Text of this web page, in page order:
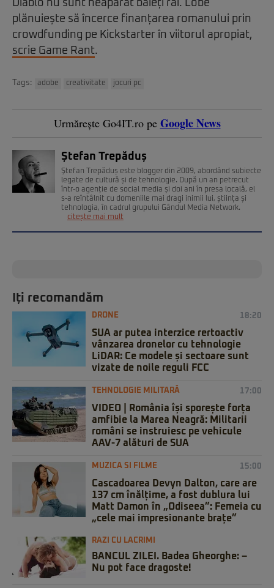
Diablo nu sunt neapărat băieți răi. Lobe
plănuiește să încerce finanțarea romanului prin
crowdfunding pe Kickstarter în viitorul apropiat,
scrie Game Rant.
Tags: adobe creativitate jocuri pc
Urmărește Go4IT.ro pe Google News
Ștefan Trepăduș
Ştefan Trepăduș este blogger din 2009, abordând subiecte
legate de cultură și de tehnologie. După un an petrecut
într-o agenție de social media și doi ani în presa locală, el
s-a reîntâlnit cu domeniile mai dragi inimii lui, știința și
tehnologia, în cadrul grupului Gândul Media Network.
citește mai mult
Iți recomandăm
DRONE 18:20
SUA ar putea interzice rertoactiv
vânzarea dronelor cu tehnologie
LiDAR: Ce modele și sectoare sunt
vizate de noile reguli FCC
TEHNOLOGIE MILITARĂ 17:00
VIDEO | România își sporește forța
amfibie la Marea Neagră: Militarii
români se instruiesc pe vehicule
AAV-7 alături de SUA
MUZICA SI FILME 15:00
Cascadoarea Devyn Dalton, care are
137 cm înălțime, a fost dublura lui
Matt Damon în „Odiseea”: Femeia cu
„cele mai impresionante brațe”
RAZI CU LACRIMI
BANCUL ZILEI. Badea Gheorghe: –
Nu pot face dragoste!